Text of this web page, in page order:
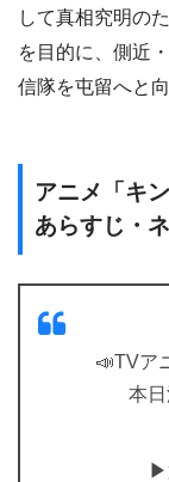
して真相究明の
を目的に、側近
信隊を屯留へと
アニメ「キ
あらすじ・
📣TVア
本
▶